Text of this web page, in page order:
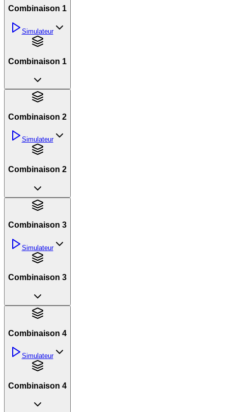
Combinaison 1
Simulateur
Combinaison 1
Combinaison 2
Simulateur
Combinaison 2
Combinaison 3
Simulateur
Combinaison 3
Combinaison 4
Simulateur
Combinaison 4